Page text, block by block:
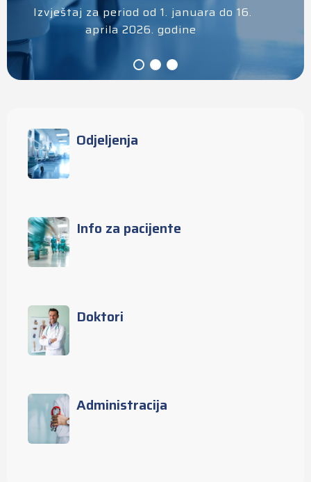
Izvještaj za period od 1. januara do 16.
aprila 2026. godine
Odjeljenja
Info za pacijente
Doktori
Administracija